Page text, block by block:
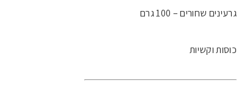
גרעינים שחורים – 100 גרם
כוסות וקשיות